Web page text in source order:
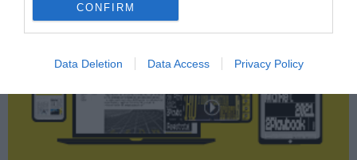
CONFIRM
Data Deletion Data Access Privacy Policy